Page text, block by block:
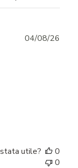
04/08/26
utile?
0
0